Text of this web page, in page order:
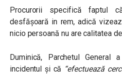
Procurorii specifică faptul
desfășoară in rem, adică
nicio persoană nu are calitatea
Duminică, Parchetul General
incidentul și că “efectuează